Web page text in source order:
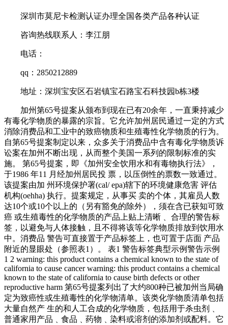
深圳市莫尼卡检测认证办理全国各类产品各种认证
咨询热线联系人：李江朋
电话：
qq：2850212889
地址：深圳宝安区石岩镇宝石路宝石科技园b栋3楼
加州第65号提案从颁布到现在已有20余年，一直秉持减少
有毒化学物质的暴露的宗旨。它允许加州居民通过一定的方式
消除消费品和工业中的致癌物质和生殖毒性化学物质的行为。
自第65号提案制定以来，众多关于消费品中含有毒化学物质诉
讼案在加州不断出现，从而整个美国一系列的限制标准的实
施。 第65号提案，即《加州安全饮用水和有毒物执行法》，
于1986 年11 月经加州居民投 票，以压倒性的票数一致通过。
该提案由加 州环境保护署(cal/ epa)辖下的环境健康危害 评估
机构(oehha) 执行。提案规定，从事买 卖的个体，其雇员人数
达10个或10个以上的（另有豁免的除外），须在含已获知可致
癌 或生殖毒性的化学物质的产品上贴上清晰﹑ 合理的警告标
签，以避免与人体接触，且不得将该等化学物质排放到饮用水
中。消费品 警告可直接置于产品标签上，也可置于店面 产品
附近的显眼处（参照表1）。 表1 警告标签典型示例警告示例
1 2 warning: this product contains a chemical known to the state of
california to cause cancer warning: this product contains a chemical
known to the state of california to cause birth defects or other
reproductive harm 第65号提案列出了大约800种已被加州当局确
定为致癌性或生殖毒性的化学物清单。该类化学物质清单包括
大量自然产 生的和人工合成的化学物质，包括用于杀虫剂﹑
普通家用产品﹑食品﹑药物﹑染料或溶剂的添加剂或配料。它